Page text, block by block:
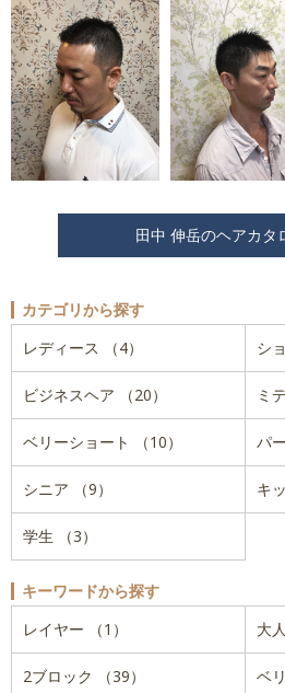
田中 伸岳のヘアカタ
カテゴリから探す
レディース （4）
シ
ビジネスヘア （20） ミ
ベリーショート （10） パ
シニア （9） キ
学生 （3）
キーワードから探す
レイヤー （1）
大
2ブロック （39） ベ